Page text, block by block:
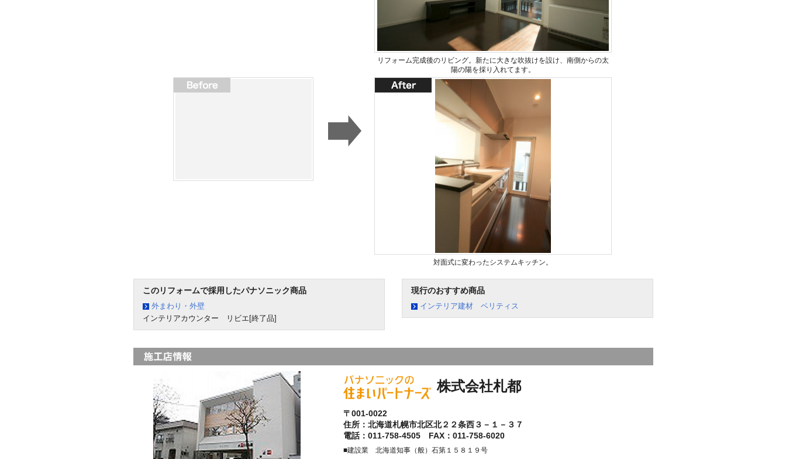
リフォーム完成後のリビング。新たに大きな吹抜けを設け、南側からの太
陽の陽を採り入れてます。
対面式に変わったシステムキッチン。
このリフォームで採用したパナソニック商品
外まわり・外壁
インテリアカウンター リビエ[終了品]
現行のおすすめ商品
インテリア建材 ベリティス
株式会社札都
〒001-0022
住所：北海道札幌市北区北２２条西３－１－３７
電話：011-758-4505 FAX：011-758-6020
■建設業 北海道知事（般）石第１５８１９号